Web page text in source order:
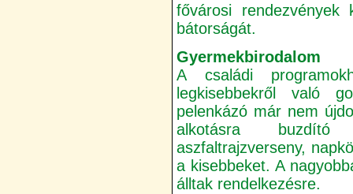
fővárosi
bátorságát.
Gyermekbirodalom
A családi
legkisebbekről való
pelenkázó már nem
alkotásra buzdító
aszfaltrajzverseny,
a kisebbeket. A
álltak rendelkezésre.